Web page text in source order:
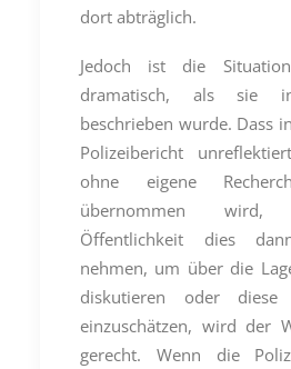
dort abträglich.
Jedoch ist die
dramatisch, als sie
beschrieben wurde. Dass
Polizeibericht
ohne eigene
übernommen
Öffentlichkeit dies
nehmen, um über die
diskutieren oder diese
einzuschätzen, wird der
gerecht. Wenn die